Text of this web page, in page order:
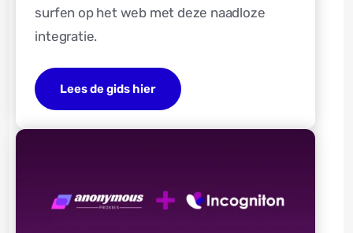
surfen op het web met deze naadloze
integratie.
Lees de gids hier